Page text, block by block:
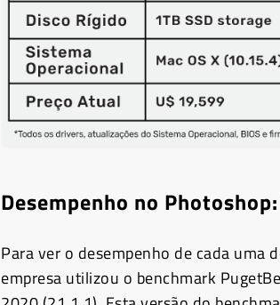
Desempenho no
Para ver o desempenho de cada uma
empresa utilizou o benchmark